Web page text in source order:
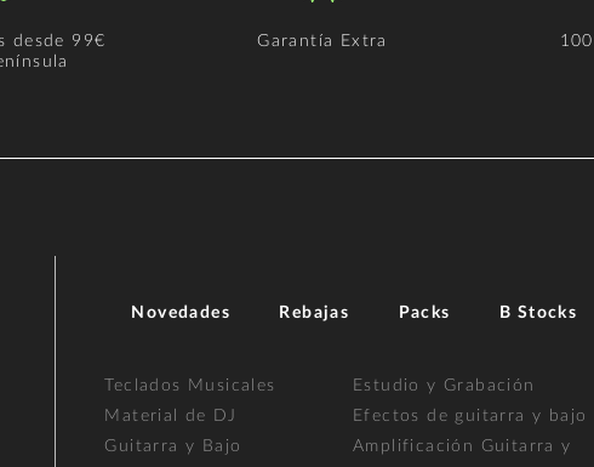
desde 99€
Garantía Extra
Novedades Rebajas Packs B Stocks
Teclados Musicales
Material de DJ
Guitarra y Bajo
Estudio y Grabación
Efectos de guitarra y bajo
Amplificación Guitarra y